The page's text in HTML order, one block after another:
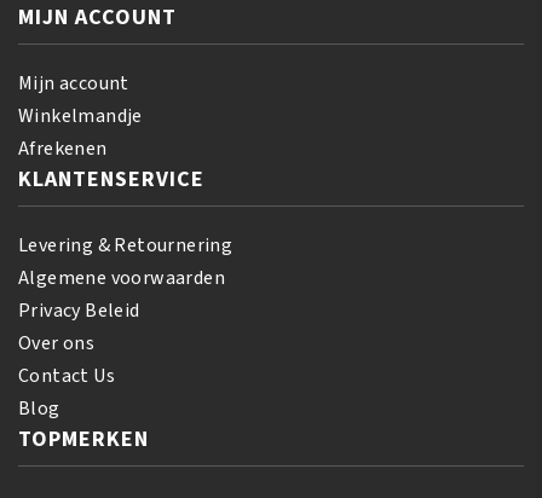
gr
aantal
237
MIJN ACCOUNT
Mijn account
Winkelmandje
Afrekenen
KLANTENSERVICE
Levering & Retournering
Algemene voorwaarden
Privacy Beleid
Over ons
Contact Us
Blog
TOPMERKEN